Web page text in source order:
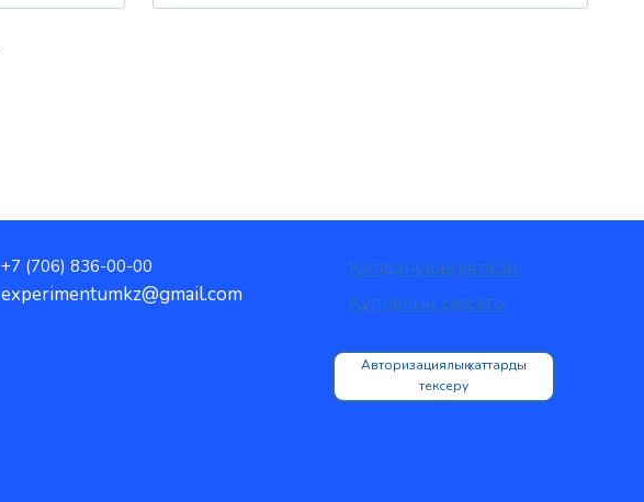
+7 (706) 836-00-00
experimentumkz@gmail.com
Қолданушы келісімі
Құпиялық саясаты
Авторизациялық хаттарды
тексеру